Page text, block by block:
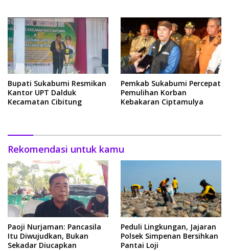
Bupati Sukabumi Resmikan
Kantor UPT Dalduk
Kecamatan Cibitung
Pemkab Sukabumi Percepat
Pemulihan Korban
Kebakaran Ciptamulya
Rekomendasi untuk kamu
Paoji Nurjaman: Pancasila
Itu Diwujudkan, Bukan
Sekadar Diucapkan
Peduli Lingkungan, Jajaran
Polsek Simpenan Bersihkan
Pantai Loji